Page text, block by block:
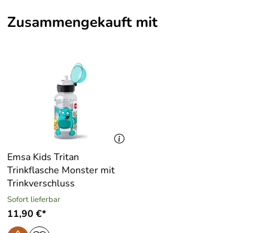
Zusammengekauft mit
Emsa Kids Tritan
Trinkflasche Monster mit
Trinkverschluss
Sofort lieferbar
11,90 €*